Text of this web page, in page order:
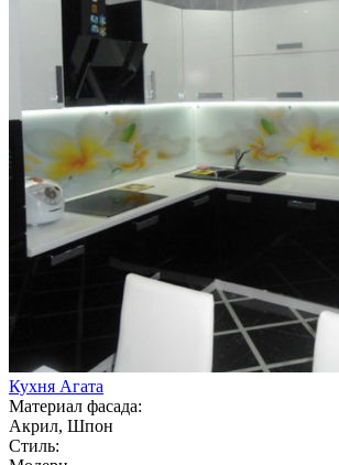
Кухня Агата
Материал фасада:
Акрил, Шпон
Стиль: